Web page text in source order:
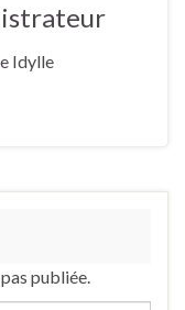
Idylle
publiée.